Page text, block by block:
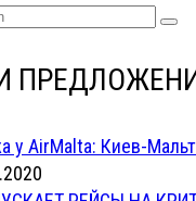
у AirMalta: Киев-